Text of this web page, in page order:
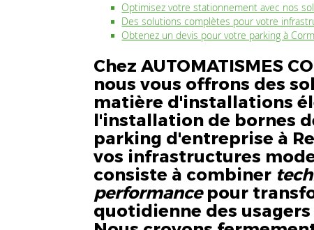
Optimisez votre stationnement avec nos
Des solutions complètes pour votre
Obtenez un devis pour votre parking à
Chez AUTOMATISMES
nous vous offrons des
matière d'installations
l'installation de bornes
parking d'entreprise à
vos infrastructures
consiste à combiner
performancepour
quotidienne des